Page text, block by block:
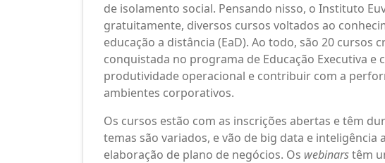
de isolamento social. Pensando nisso, o Instituto
gratuitamente, diversos cursos voltados ao
educação a distância (EaD). Ao todo, são 20 cursos
conquistada no programa de Educação Executiva e
produtividade operacional e contribuir com a
ambientes corporativos.
Os cursos estão com as inscrições abertas e têm
temas são variados, e vão de big data e
elaboração de plano de negócios. Os webinarstêm